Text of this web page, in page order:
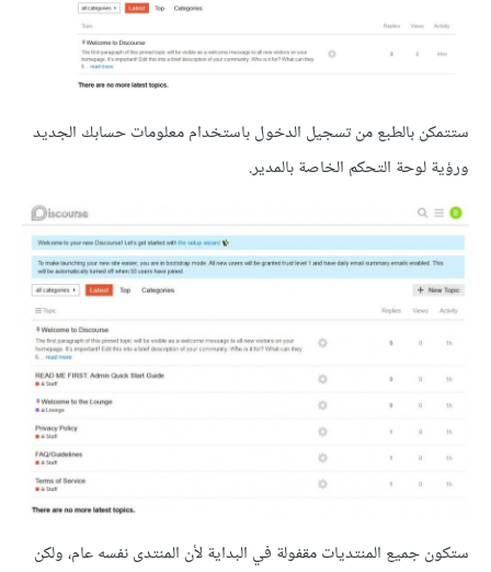
ستتمكن بالطبع من تسجيل الدخول باستخدام معلومات حسابك الجديد
ورؤية لوحة التحكم الخاصة بالمدير.
ستكون جميع المنتديات مقفولة في البداية لأن المنتدى نفسه عام، ولكن